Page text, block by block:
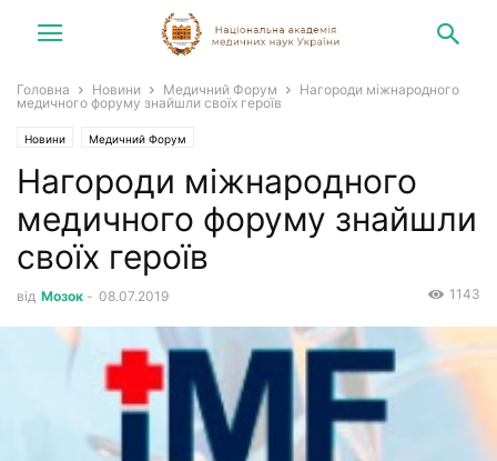
Головна Новини Медичний Форум
Нагороди міжнародного
медичного форуму знайшли своїх героїв
Новини Медичний Форум
Нагороди міжнародного
медичного форуму знайшли
своїх героїв
від Мозок - 08.07.2019 1143